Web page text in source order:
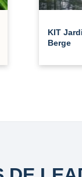
KIT
Berge